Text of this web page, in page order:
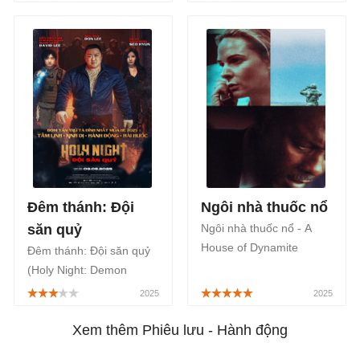
đến cho người xem
những câu chuyện khác
nhau diễn ra trong một
công ty kế toán.
là bộ phim hoạt hình mới
về búp bê Barbie, công
chiếu trên Netflix từ ngày
16/3/2023.
Đêm thánh: Đội
săn quỷ
Đêm thánh: Đội săn quỷ
(Holy Night: Demon
Hunters) là một bộ phim
thuộc thể loại hành động,
Ngôi nhà thuốc nổ
Ngôi nhà thuốc nổ - A
House of Dynamite
gân Mỹ ra mắt khán giả
24/10/2025 với thời lượng
Xem thêm Phiêu lưu - Hành động